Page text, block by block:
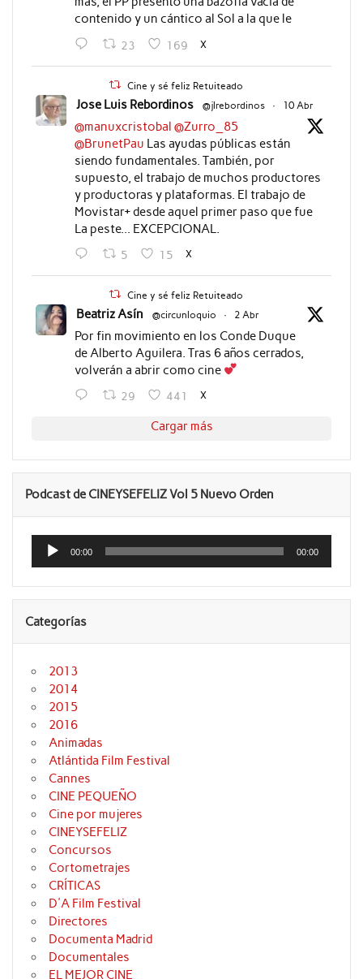
contenido y un cántico al Sol a la que le
23 169 X
Cine y sé feliz Retuiteado
Jose Luis Rebordinos @jlrebordinos · 10 Abr
@manuxcristobal @Zurro_85
@BrunetPau Las ayudas públicas están
siendo fundamentales. También, por
supuesto, el trabajo de muchos productores
y productoras y plataformas. El trabajo de
Movistar+ desde aquel primer paso que fue
La peste... EXCEPCIONAL.
5 15 X
Cine y sé feliz Retuiteado
Beatriz Asín @circunloquio · 2 Abr
Por fin movimiento en los Conde Duque
de Alberto Aguilera. Tras 6 años cerrados,
volverán a abrir como cine
29 441 X
Cargar más
Podcast de CINEYSEFELIZ Vol 5 Nuevo Orden
audio
00:00 00:00
Categorías
2013
2014
2015
2016
Animadas
Atlántida Film Festival
Cannes
CINE PEQUEÑO
Cine por mujeres
CINEYSEFELIZ
Concursos
Cortometrajes
CRÍTICAS
D'A Film Festival
Directores
Documenta Madrid
Documentales
EL MEJOR CINE